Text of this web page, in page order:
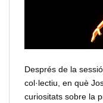
Després de la
col·lectiu, en què
curiositats sobre la